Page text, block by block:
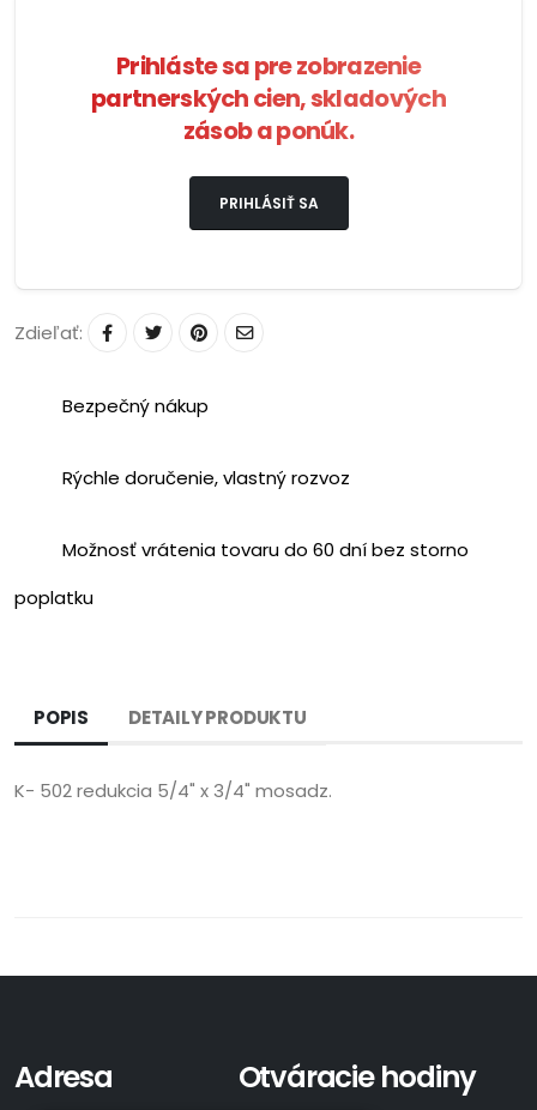
Prihláste sa pre zobrazenie
partnerských cien, skladových
zásob a ponúk.
PRIHLÁSIŤ SA
Zdieľať:
Bezpečný nákup
Rýchle doručenie, vlastný rozvoz
Možnosť vrátenia tovaru do 60 dní bez storno
poplatku
POPIS DETAILY PRODUKTU
K- 502 redukcia 5/4" x 3/4" mosadz.
Adresa Otváracie hodiny